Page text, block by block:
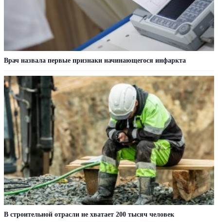
Врач назвала первые признаки начинающегося инфаркта
В строительной отрасли не хватает 200 тысяч человек